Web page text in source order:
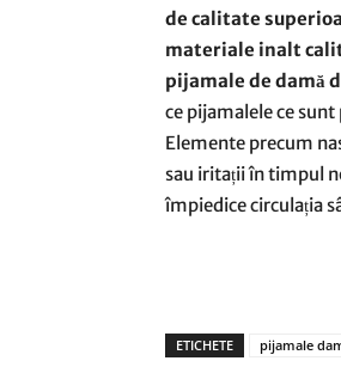
de calitate
materiale inalt
pijamale de damă
ce pijamalele ce
Elemente precum
sau iritații în timpul
împiedice circulația
ETICHETE pijamale